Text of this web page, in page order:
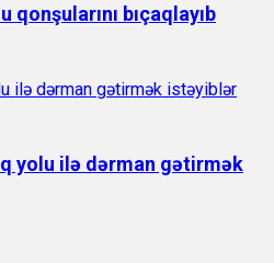
bıçaqlayıb
yolu ilə dərman gətirmək